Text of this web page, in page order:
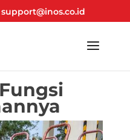
support@inos.co.id